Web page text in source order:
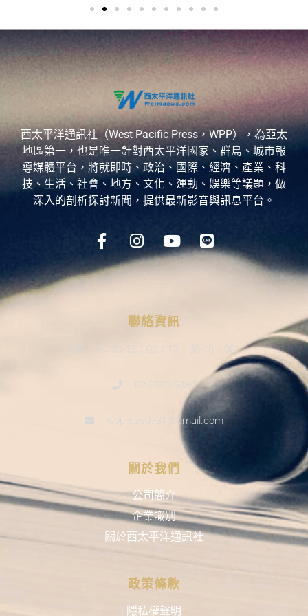
西太平洋通訊社（West Pacific Press，WPP），為亞太
地區第一，也是唯一針對西太平洋國家、群島、城市報
導媒體平台，將就即時、政治、國際、經濟、產業、科
技、生活、社會、地方、文化、運動、娛樂等議題，做
深入的剖析探討新聞，提供最新影音與訊息平台。
聯絡資訊
9：30-12：00；13：30-18：00
02-2570-5439
wppress0731@gmail.com
關於我們
公司簡介
企業識別
關於西太平洋通訊社
政策條款
隱私權聲明